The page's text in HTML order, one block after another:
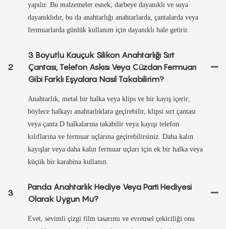
yapılır. Bu malzemeler esnek, darbeye dayanıklı ve suya
dayanıklıdır, bu da anahtarlığı anahtarlarda, çantalarda veya
fermuarlarda günlük kullanım için dayanıklı hale getirir.
2
3 Boyutlu Kauçuk Silikon Anahtarlığı Sırt
Çantası, Telefon Askısı Veya Cüzdan Fermuarı
Gibi Farklı Eşyalara Nasıl Takabilirim?
Anahtarlık, metal bir halka veya klips ve bir kayış içerir;
böylece halkayı anahtarlıklara geçirebilir, klipsi sırt çantası
veya çanta D halkalarına takabilir veya kayışı telefon
kılıflarına ve fermuar uçlarına geçirebilirsiniz. Daha kalın
kayışlar veya daha kalın fermuar uçları için ek bir halka veya
küçük bir karabina kullanın.
3
Panda Anahtarlık Hediye Veya Parti Hediyesi
Olarak Uygun Mu?
Evet, sevimli çizgi film tasarımı ve evrensel çekiciliği onu